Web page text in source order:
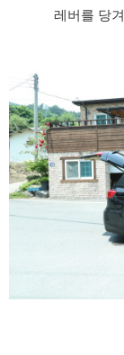
레버를 당